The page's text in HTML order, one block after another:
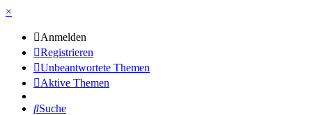
×
Anmelden
Registrieren
Unbeantwortete Themen
Aktive Themen
Suche